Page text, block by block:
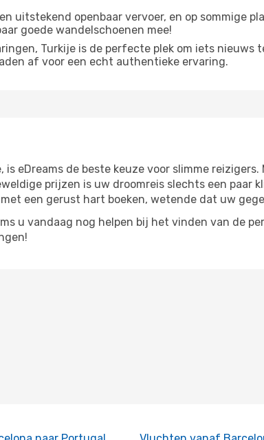
uitstekend openbaar vervoer, en op sommige
goede wandelschoenen mee!
Turkije is de perfecte plek om iets nieuws
af ​​voor een echt authentieke ervaring.
eDreams de beste keuze voor slimme reizigers.
prijzen is uw droomreis slechts een paar
een gerust hart boeken, wetende dat uw
u vandaag nog helpen bij het vinden van de